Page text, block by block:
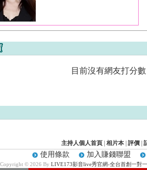
目前沒有網友打分數
主持人個人首頁 相片本 評價
使用條款 加入賺錢聯盟
Copyright © 2026 By LIVE173影音live秀官網-全台首創一對